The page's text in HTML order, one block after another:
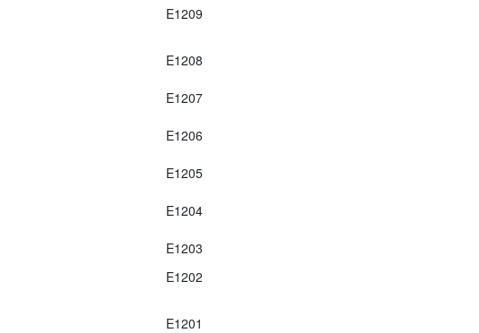
E1209
E1208
E1207
E1206
E1205
E1204
E1203
E1202
E1201